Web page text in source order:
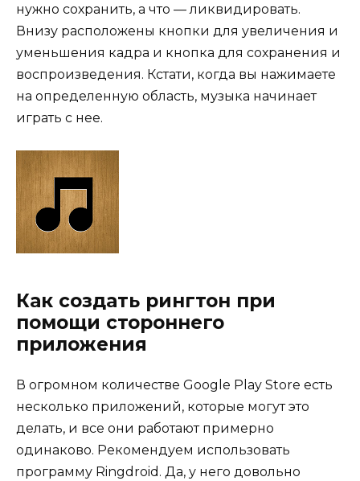
нужно сохранить, а что — ликвидировать.
Внизу расположены кнопки для увеличения и
уменьшения кадра и кнопка для сохранения и
воспроизведения. Кстати, когда вы нажимаете
на определенную область, музыка начинает
играть с нее.
Как создать рингтон при
помощи стороннего
приложения
В огромном количестве Google Play Store есть
несколько приложений, которые могут это
делать, и все они работают примерно
одинаково. Рекомендуем использовать
программу Ringdroid. Да, у него довольно